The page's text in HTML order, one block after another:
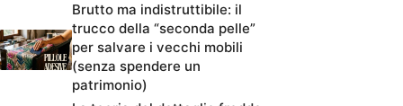
Brutto ma indistruttibile: il
trucco della “seconda pelle”
per salvare i vecchi mobili
(senza spendere un
patrimonio)